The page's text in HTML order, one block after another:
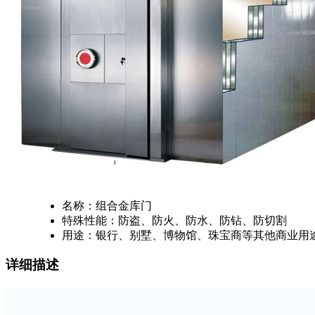
名称：组合金库门
特殊性能：防盗、防火、防水、防钻、防切割
用途：银行、别墅、博物馆、珠宝商等其他商业用
详细描述